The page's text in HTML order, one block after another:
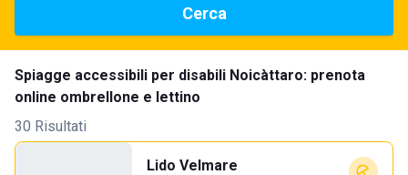
Cerca
Spiagge accessibili per disabili Noicàttaro: prenota
online ombrellone e lettino
30 Risultati
Lido Velmare